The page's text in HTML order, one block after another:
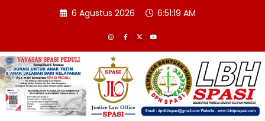
6 Agustus 2026 6:51:20 AM